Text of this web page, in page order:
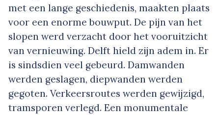
met een lange geschiedenis, maakten plaats
voor een enorme bouwput. De pijn van het
slopen werd verzacht door het vooruitzicht
van vernieuwing. Delft hield zijn adem in. Er
is sindsdien veel gebeurd. Damwanden
werden geslagen, diepwanden werden
gegoten. Verkeersroutes werden gewijzigd,
tramsporen verlegd. Een monumentale